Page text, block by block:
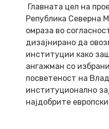
Главната цел на
Република Северна
омраза во
дизајнирано да
институции како
ангажман со
посветеност на
институционално
најдобрите